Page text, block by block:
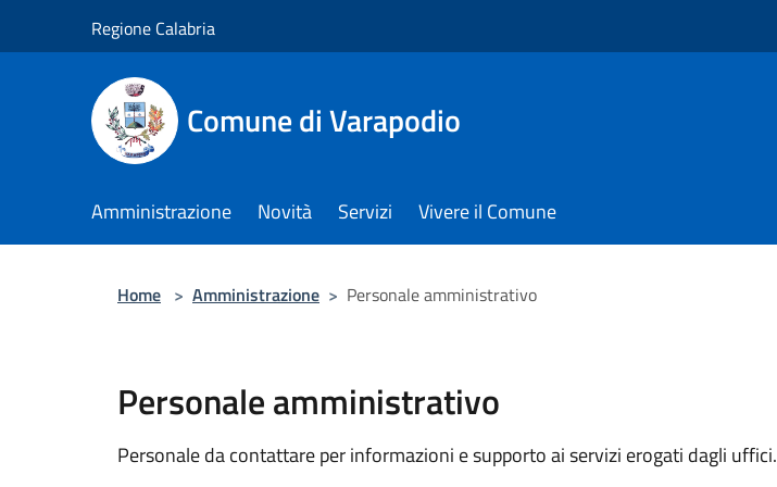
Regione Calabria
Comune di Varapodio
Amministrazione Novità Servizi Vivere il Comune
Home > Amministrazione > Personale amministrativo
Personale amministrativo
Personale da contattare per informazioni e supporto ai servizi erogati dagli uffici.